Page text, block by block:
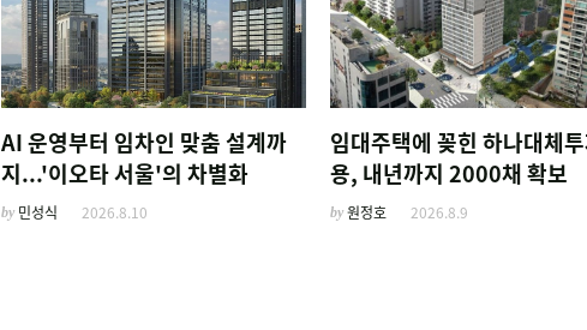
AI 운영부터 임차인 맞춤 설계까
지...'이오타 서울'의 차별화
by 민성식 2026.8.10
임대주택에 꽂힌 하나대체
용, 내년까지 2000채 확보
by원정호 2026.8.9